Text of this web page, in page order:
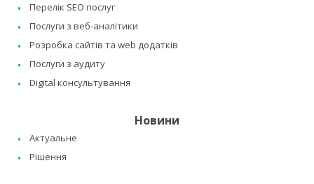
Перелік SEO послуг
Послуги з веб-аналітики
Розробка сайтів та web додатків
Послуги з аудиту
Digital консультування
Новини
Актуальне
Рішення